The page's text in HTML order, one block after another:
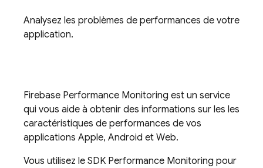
Analysez les problèmes de performances de votre
application.
Firebase Performance Monitoring est un service
qui vous aide à obtenir des informations sur les les
caractéristiques de performances de vos
applications Apple, Android et Web.
Vous utilisez le SDK Performance Monitoring pour